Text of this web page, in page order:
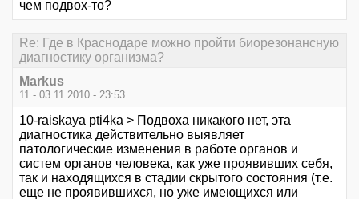
чем подвох-то?
Re: Где в Краснодаре можно пройти биорезонансную
диагностику организма?
Markus
11 - 03.11.2010 - 23:53
10-raiskaya pti4ka > Подвоха никакого нет, эта
диагностика действительно выявляет
патологические изменения в работе органов и
систем органов человека, как уже проявивших себя,
так и находящихся в стадии скрытого состояния (т.е.
еще не проявившихся, но уже имеющихся или